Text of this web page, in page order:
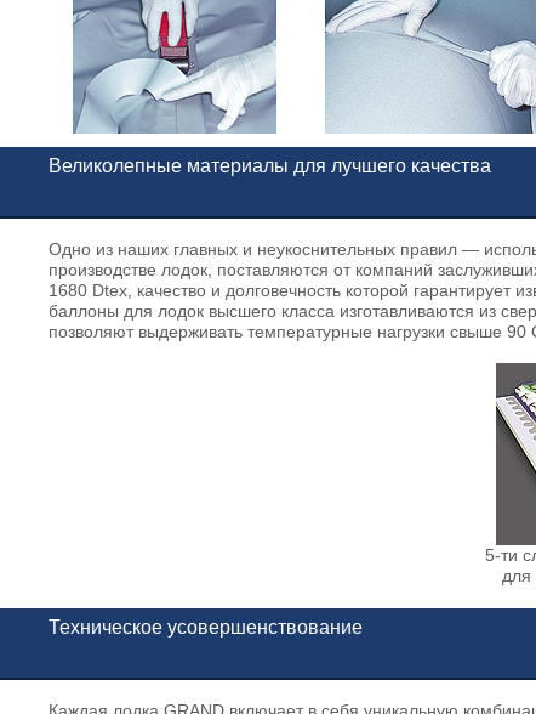
Великолепные материалы для лучшего качества
Одно из наших главных и неукоснительных правил —
производстве лодок, поставляются от компаний
1680 Dtex, качество и долговечность которой гарантирует
баллоны для лодок высшего класса изготавливаются из
позволяют выдерживать температурные нагрузки свыше 90
5-ти
для
Техническое усовершенствование